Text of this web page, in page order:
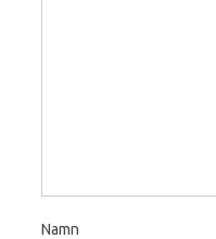
Namn